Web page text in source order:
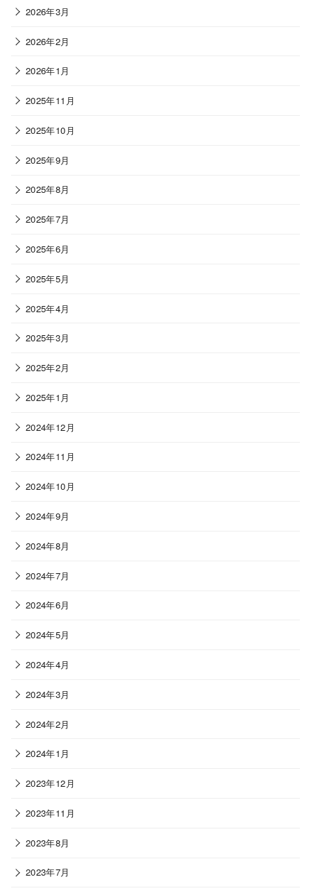
2026年3月
2026年2月
2026年1月
2025年11月
2025年10月
2025年9月
2025年8月
2025年7月
2025年6月
2025年5月
2025年4月
2025年3月
2025年2月
2025年1月
2024年12月
2024年11月
2024年10月
2024年9月
2024年8月
2024年7月
2024年6月
2024年5月
2024年4月
2024年3月
2024年2月
2024年1月
2023年12月
2023年11月
2023年8月
2023年7月